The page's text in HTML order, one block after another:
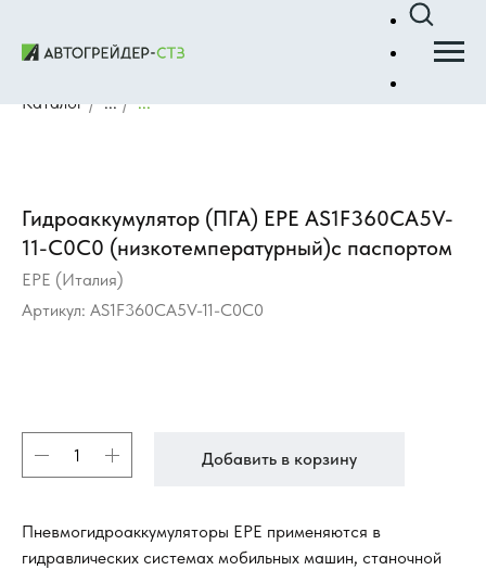
Каталог / ... / ...
Гидроаккумулятор (ПГА) EPE AS1F360CA5V-
11-C0C0 (низкотемпературный)с паспортом
EPE (Италия)
Артикул: AS1F360CA5V-11-C0C0
Добавить в корзину
Пневмогидроаккумуляторы EPE применяются в
гидравлических системах мобильных машин, станочной